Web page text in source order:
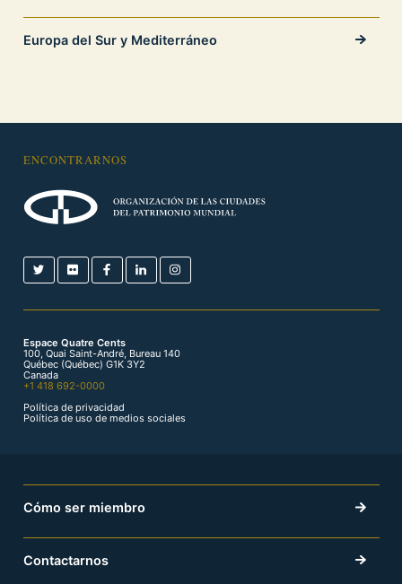
Europa del Sur y Mediterráneo
ENCONTRARNOS
Espace Quatre Cents
100, Quai Saint-André, Bureau 140
Québec (Québec) G1K 3Y2
Canada
+1 418 692-0000
Política de privacidad
Política de uso de medios sociales
Cómo ser miembro
Contactarnos